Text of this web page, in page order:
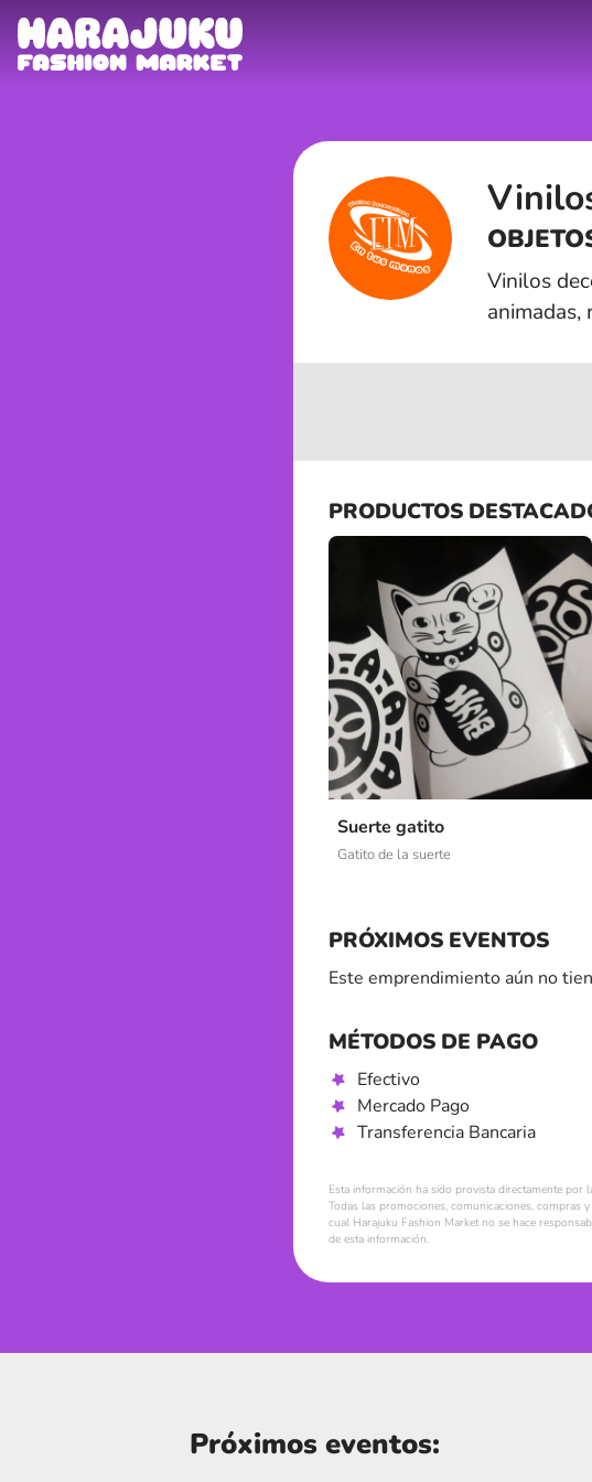
Vinilos
animadas,
PRODUCTOS
Suerte gatito
Gatito de la suerte
PRÓXIMOS EVENTOS
Este emprendimiento aún no
MÉTODOS DE PAGO
Efectivo
Mercado Pago
Transferencia Bancaria
Esta información ha sido provista directamente por
Todas las promociones, comunicaciones, compras
cual Harajuku Fashion Market no se hace
de esta información.
Próximos eventos: